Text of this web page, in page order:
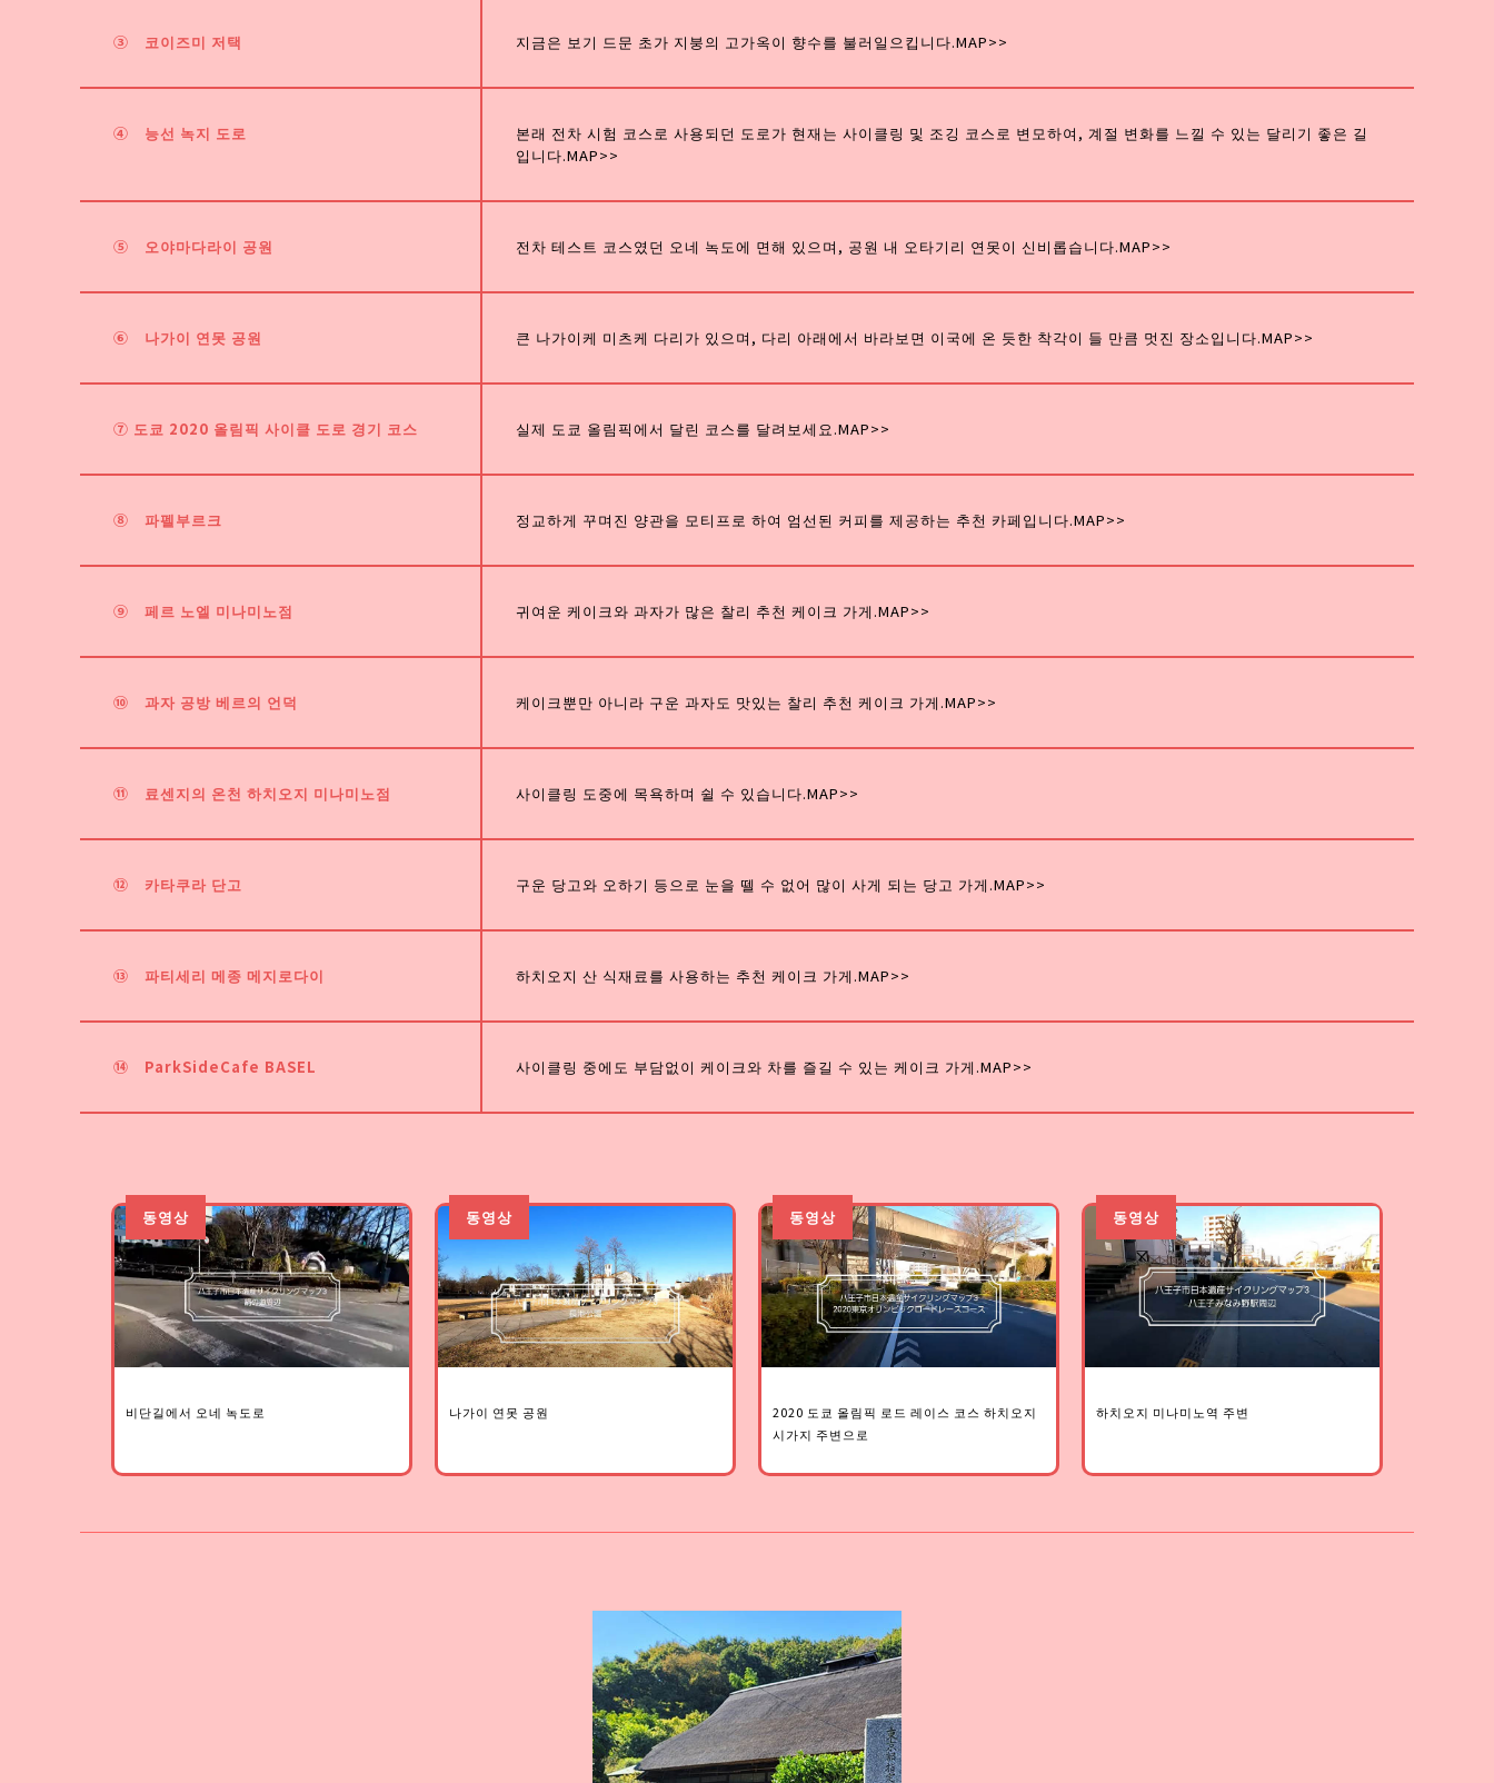
③ 코이즈미 저택 지금은 보기 드문 초가 지붕의 고가옥이 향수를 불러일으킵니다.MAP>>
④ 능선 녹지 도로
본래 전차 시험 코스로 사용되던 도로가 현재는 사이클링 및 조깅 코스로 변모하여, 계절 변화를 느낄 수 있는 달리기 좋은 길
입니다.MAP>>
⑤ 오야마다라이 공원 전차 테스트 코스였던 오네 녹도에 면해 있으며, 공원 내 오타기리 연못이 신비롭습니다.MAP>>
⑥ 나가이 연못 공원 큰 나가이케 미츠케 다리가 있으며, 다리 아래에서 바라보면 이국에 온 듯한 착각이 들 만큼 멋진 장소입니다.MAP>>
⑦ 도쿄 2020 올림픽 사이클 도로 경기 코스 실제 도쿄 올림픽에서 달린 코스를 달려보세요.MAP>>
⑧ 파펠부르크 정교하게 꾸며진 양관을 모티프로 하여 엄선된 커피를 제공하는 추천 카페입니다.MAP>>
⑨ 페르 노엘 미나미노점 귀여운 케이크와 과자가 많은 찰리 추천 케이크 가게.MAP>>
⑩ 과자 공방 베르의 언덕 케이크뿐만 아니라 구운 과자도 맛있는 찰리 추천 케이크 가게.MAP>>
⑪ 료센지의 온천 하치오지 미나미노점 사이클링 도중에 목욕하며 쉴 수 있습니다.MAP>>
⑫ 카타쿠라 단고 구운 당고와 오하기 등으로 눈을 뗄 수 없어 많이 사게 되는 당고 가게.MAP>>
⑬ 파티세리 메종 메지로다이 하치오지 산 식재료를 사용하는 추천 케이크 가게.MAP>>
⑭ ParkSideCafe BASEL 사이클링 중에도 부담없이 케이크와 차를 즐길 수 있는 케이크 가게.MAP>>
동영상
비단길에서 오네 녹도로
동영상
나가이 연못 공원
동영상
2020 도쿄 올림픽 로드 레이스 코스 하치오지
시가지 주변으로
동영상
하치오지 미나미노역 주변